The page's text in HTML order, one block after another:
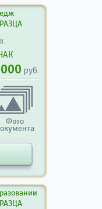
руб.
Фото